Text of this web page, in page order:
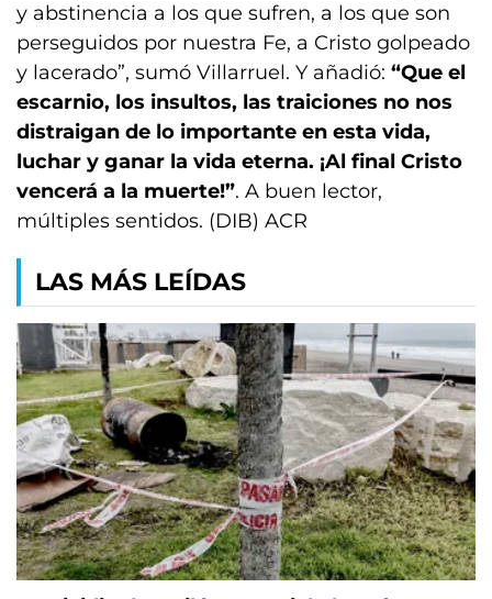
y abstinencia a los que sufren, a los que son
perseguidos por nuestra Fe, a Cristo golpeado
y lacerado”, sumó Villarruel. Y añadió: “Que el
escarnio, los insultos, las traiciones no nos
distraigan de lo importante en esta vida,
luchar y ganar la vida eterna. ¡Al final Cristo
vencerá a la muerte!”. A buen lector,
múltiples sentidos. (DIB) ACR
LAS MÁS LEÍDAS